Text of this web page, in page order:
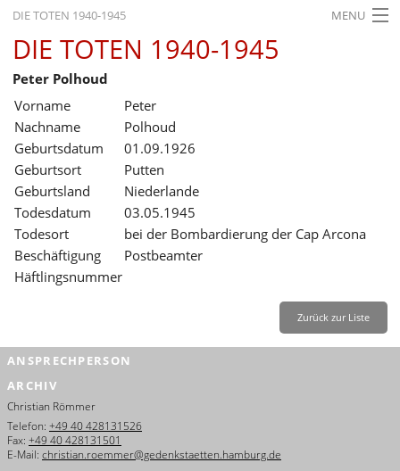
DIE TOTEN 1940-1945 MENU
STARTSEITE
AKTUELLES
AUSSTELLUNGEN
GESCHICHTE
BILDUNG
FORSCHUNG
SERVICE
Français
Leichte Sprache
DIE TOTEN 1940-1945
Peter Polhoud
Vorname
Peter
Nachname
Polhoud
Geburtsdatum
01.09.1926
Geburtsort
Putten
Geburtsland
Niederlande
Todesdatum
03.05.1945
Todesort
bei der Bombardierung der Cap Arcona
Beschäftigung
Postbeamter
Häftlingsnummer
Zurück zur Liste
ANSPRECHPERSON
ARCHIV
Christian Römmer
Telefon: +49 40 428131526
Fax: +49 40 428131501
E-Mail: christian.roemmer@gedenkstaetten.hamburg.de